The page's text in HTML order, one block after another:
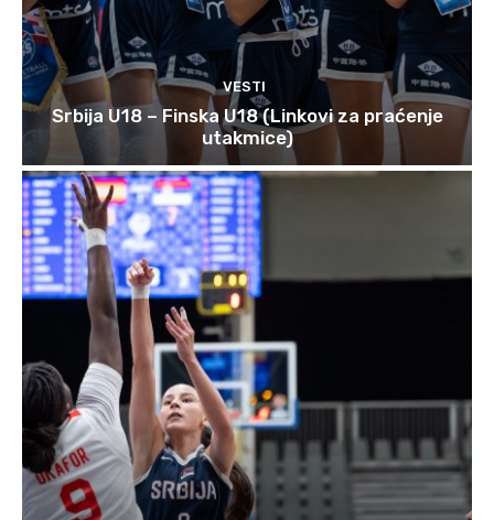
VESTI
Srbija U18 – Finska U18 (Linkovi za praćenje
utakmice)